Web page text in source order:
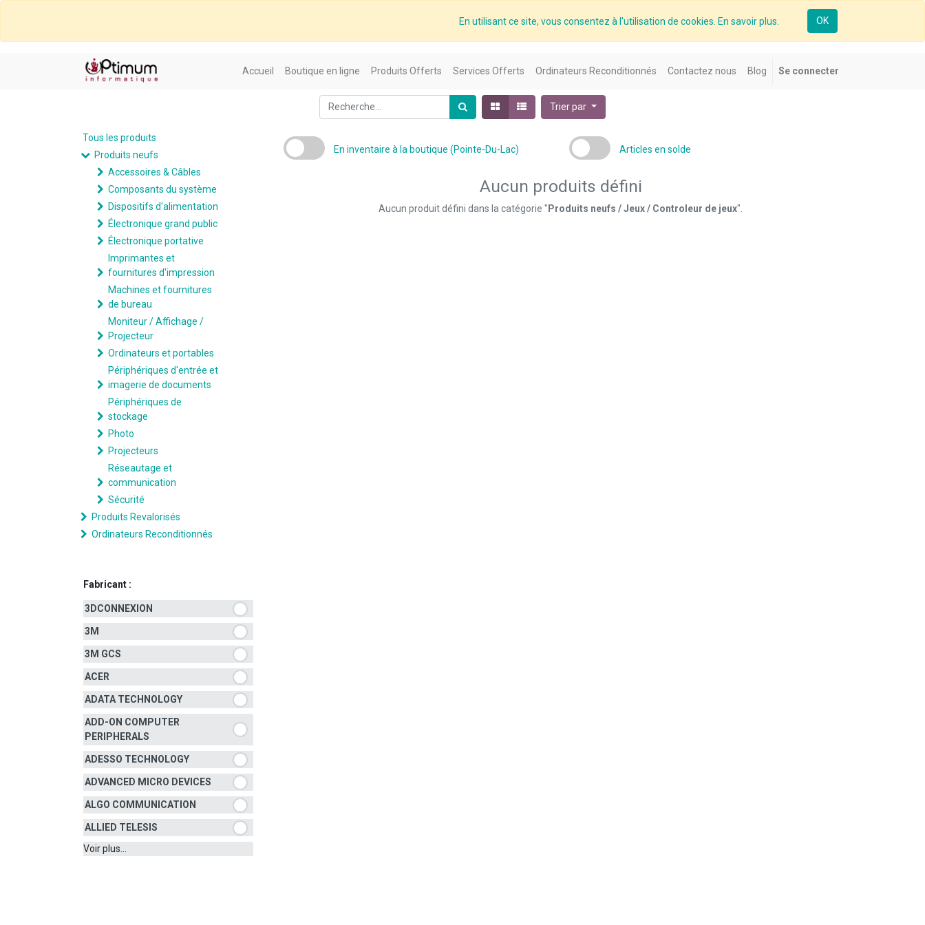
En utilisant ce site, vous consentez à l'utilisation de cookies. En savoir plus. OK
Accueil Boutique en ligne Produits Offerts Services Offerts Ordinateurs Reconditionnés Contactez nous Blog Se connecter
Trier par
Tous les produits
Produits neufs
Accessoires & Câbles
Composants du système
Dispositifs d'alimentation
Électronique grand public
Électronique portative
Imprimantes et
fournitures d'impression
Machines et fournitures
de bureau
Moniteur / Affichage /
Projecteur
Ordinateurs et portables
Périphériques d'entrée et
imagerie de documents
Périphériques de
stockage
Photo
Projecteurs
Réseautage et
communication
Sécurité
Produits Revalorisés
Ordinateurs Reconditionnés
Fabricant :
3DCONNEXION
3M
3M GCS
ACER
ADATA TECHNOLOGY
ADD-ON COMPUTER
PERIPHERALS
ADESSO TECHNOLOGY
ADVANCED MICRO DEVICES
ALGO COMMUNICATION
ALLIED TELESIS
Voir plus...
En inventaire à la boutique (Pointe-Du-Lac) Articles en solde
Aucun produits défini
Aucun produit défini dans la catégorie " Produits neufs / Jeux / Controleur de jeux".